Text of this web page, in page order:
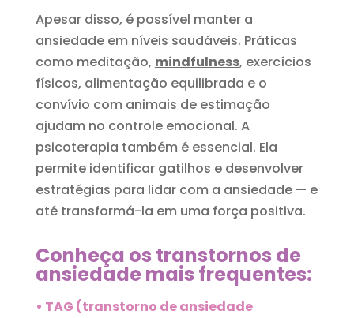
Apesar disso, é possível manter a
ansiedade em níveis saudáveis. Práticas
como meditação, mindfulness, exercícios
físicos, alimentação equilibrada e o
convívio com animais de estimação
ajudam no controle emocional. A
psicoterapia também é essencial. Ela
permite identificar gatilhos e desenvolver
estratégias para lidar com a ansiedade — e
até transformá-la em uma força positiva.
Conheça os transtornos de
ansiedade mais frequentes:
• TAG (transtorno de ansiedade